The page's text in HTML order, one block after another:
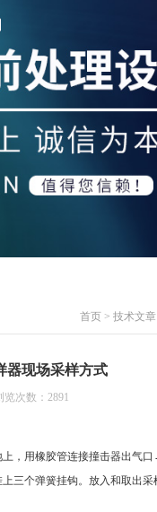
首页 > 技术文章
器现场采样方式
次数：2891
，用橡胶管连接撞击器出气口
三个弹簧挂钩。放入和取出